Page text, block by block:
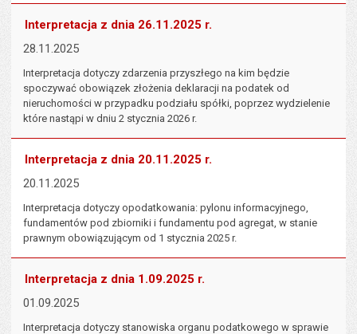
Interpretacja z dnia 26.11.2025 r.
28.11.2025
Interpretacja dotyczy zdarzenia przyszłego na kim będzie
spoczywać obowiązek złożenia deklaracji na podatek od
nieruchomości w przypadku podziału spółki, poprzez wydzielenie
które nastąpi w dniu 2 stycznia 2026 r.
Interpretacja z dnia 20.11.2025 r.
20.11.2025
Interpretacja dotyczy opodatkowania: pylonu informacyjnego,
fundamentów pod zbiorniki i fundamentu pod agregat, w stanie
prawnym obowiązującym od 1 stycznia 2025 r.
Interpretacja z dnia 1.09.2025 r.
01.09.2025
Interpretacja dotyczy stanowiska organu podatkowego w sprawie